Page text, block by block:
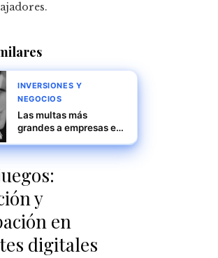
INVERSIONES Y
NEGOCIOS
Las multas más
grandes a empresas en
desleal
y
en
digitales